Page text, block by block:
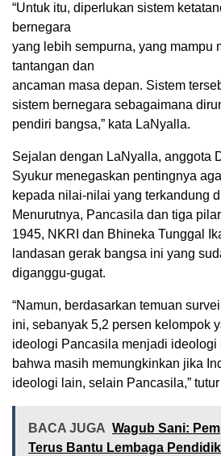
“Untuk itu, diperlukan sistem
bernegara
yang lebih sempurna, yang mampu
tantangan dan
ancaman masa depan. Sistem
sistem bernegara sebagaimana
pendiri bangsa,” kata LaNyalla.
Sejalan dengan LaNyalla, anggota
Syukur menegaskan pentingnya
kepada nilai-nilai yang terkandung
Menurutnya, Pancasila dan tiga
1945, NKRI dan Bhineka Tunggal
landasan gerak bangsa ini yang
diganggu-gugat.
“Namun, berdasarkan temuan
ini, sebanyak 5,2 persen kelompok
ideologi Pancasila menjadi ideologi
bahwa masih memungkinkan jika
ideologi lain, selain Pancasila,”
BACA JUGA Wagub Sani:
Terus Bantu Lembaga